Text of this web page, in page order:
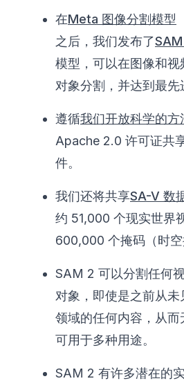
在Meta 图像分割模型
之后，我们发布了
模型，可以在图像和
对象分割，并达到最先
遵循我们开放科学的方
Apache 2.0 许可证共
件。
我们还将共享SA-V 数
约 51,000 个现实世界
600,000 个掩码（时空
SAM 2 可以分割任何
对象，即使是之前从
领域的任何内容，从而
可用于多种用途。
SAM 2 有许多潜在的